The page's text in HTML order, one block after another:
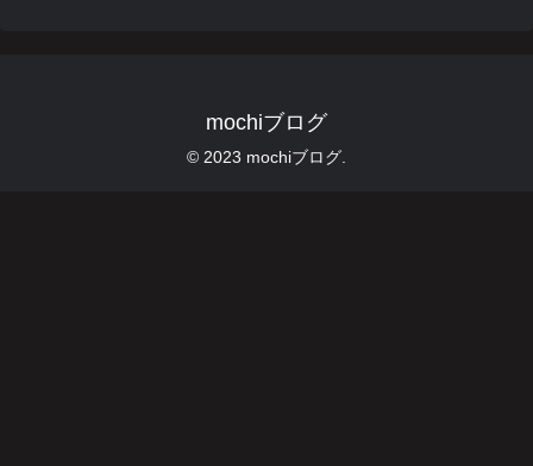
mochiブログ
© 2023 mochiブログ.